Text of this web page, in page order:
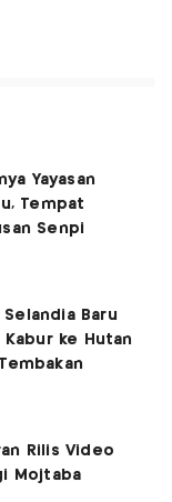
Yayasan
Tempat
Senpi
Selandia Baru
ke Hutan
Rilis Video
Mojtaba